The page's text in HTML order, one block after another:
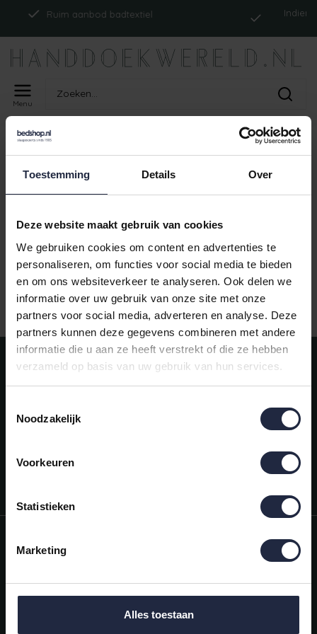
Toestemming Details Over
Deze website maakt gebruik van cookies
We gebruiken cookies om content en advertenties te
personaliseren, om functies voor social media te bieden
en om ons websiteverkeer te analyseren. Ook delen we
informatie over uw gebruik van onze site met onze
partners voor social media, adverteren en analyse. Deze
partners kunnen deze gegevens combineren met andere
informatie die u aan ze heeft verstrekt of die ze hebben
verzameld op basis van uw gebruik van hun services.
Noodzakelijk
Voorkeuren
Statistieken
Marketing
Alles toestaan
Ruim aanbod badtextiel Indien op
Menu
Home
PRODUCTEN GETAGD MET
ISM_ABYSSPERSETP_PLATINIUM
Geen producten gevonden!
Ruim aanbod badtextiel
Meld je aan voor onze nieuwsbrief!
AANMELDEN
Mijn account
Categorieën